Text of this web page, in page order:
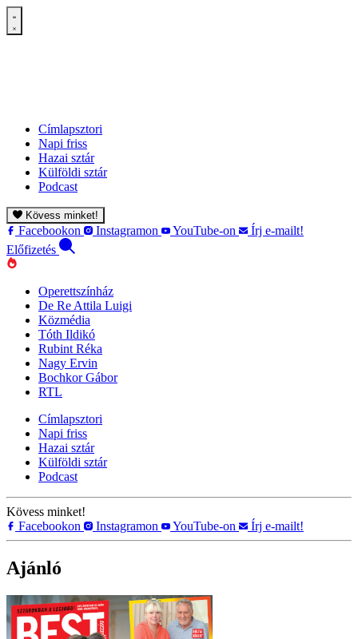
Címlapsztori
Napi friss
Hazai sztár
Külföldi sztár
Podcast
Kövess minket!
Facebookon Instagramon YouTube-on
Írj e-mailt!
Előfizetés
Operettszínház
De Re Attila Luigi
Közmédia
Tóth Ildikó
Rubint Réka
Nagy Ervin
Bochkor Gábor
RTL
Címlapsztori
Napi friss
Hazai sztár
Külföldi sztár
Podcast
Kövess minket!
Facebookon
Instagramon YouTube-on Írj e-mailt!
Ajánló